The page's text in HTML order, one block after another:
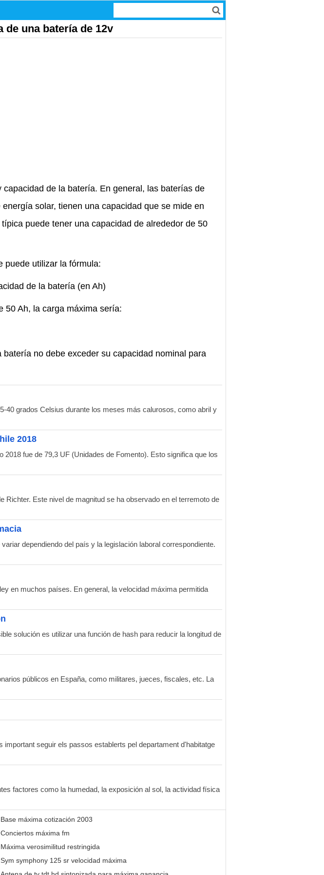
de una batería de 12v
de la batería. En general, las baterías de
solar, tienen una capacidad que se mide en
puede tener una capacidad de alrededor de 50
puede utilizar la fórmula:
de la batería (en Ah)
50 Ah, la carga máxima sería:
no debe exceder su capacidad nominal para
40 grados Celsius durante los meses más calurosos, como abril y
2018
fue de 79,3 UF (Unidades de Fomento). Esto significa que los
Este nivel de magnitud se ha observado en el terremoto de
dependiendo del país y la legislación laboral correspondiente.
en muchos países. En general, la velocidad máxima permitida
solución es utilizar una función de hash para reducir la longitud de
públicos en España, como militares, jueces, fiscales, etc. La
seguir els passos establerts pel departament d'habitatge
factores como la humedad, la exposición al sol, la actividad física
Base máxima cotización 2003
Conciertos máxima fm
Máxima verosimilitud restringida
Sym symphony 125 sr velocidad máxima